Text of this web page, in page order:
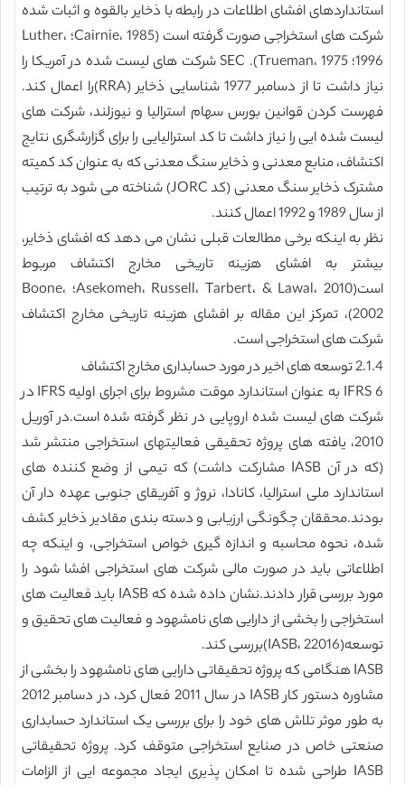
استانداردهای افشای اطلاعات در رابطه با ذخایر بالقوه و اثبات شده
شرکت های استخراجی صورت گرفته است (Cairnie، 1985؛ Luther،
1996؛ Trueman، 1975). SEC شرکت های لیست شده در آمریکا را
نیاز داشت تا از دسامبر 1977 شناسایی ذخایر (RRA)را اعمال کند.
فهرست کردن قوانین بورس سهام استرالیا و نیوزلند، شرکت های
لیست شده ایی را نیاز داشت تا کد استرالیایی را برای گزارشگری نتایج
اکتشاف، منابع معدنی و ذخایر سنگ معدنی که به عنوان کد کمیته
مشترک ذخایر سنگ معدنی (کد JORC) شناخته می شود به ترتیب
از سال 1989 و 1992 اعمال کنند.
نظر به اینکه برخی مطالعات قبلی نشان می دهد که افشای ذخایر،
بیشتر به افشای هزینه تاریخی مخارج اکتشاف مربوط
است(Asekomeh، Russell، Tarbert، & Lawal، 2010؛ Boone،
2002)، تمرکز این مقاله بر افشای هزینه تاریخی مخارج اکتشاف
شرکت های استخراجی است.
2.1.4 توسعه های اخیر در مورد حسابداری مخارج اکتشاف
IFRS 6 به عنوان استاندارد موقت مشروط برای اجرای اولیه IFRS در
شرکت های لیست شده اروپایی در نظر گرفته شده است.در آوریل
2010، یافته های پروژه تحقیقی فعالیتهای استخراجی منتشر شد
(که در آن IASB مشارکت داشت) که تیمی از وضع کننده های
استاندارد ملی استرالیا، کانادا، نروژ و آفریقای جنوبی عهده دار آن
بودند.محققان چگونگی ارزیابی و دسته بندی مقادیر ذخایر کشف
شده، نحوه محاسبه و اندازه گیری خواص استخراجی، و اینکه چه
اطلاعاتی باید در صورت مالی شرکت های استخراجی افشا شود را
مورد بررسی قرار دادند.نشان داده شده که IASB باید فعالیت های
استخراجی را بخشی از دارایی های نامشهود و فعالیت های تحقیق و
توسعه(IASB، 22016)بررسی کند.
IASB هنگامی که پروژه تحقیقاتی دارایی های نامشهود را بخشی از
مشاوره دستور کار IASB در سال 2011 فعال کرد، در دسامبر 2012
به طور موثر تلاش های خود را برای بررسی یک استاندارد حسابداری
صنعتی خاص در صنایع استخراجی متوقف کرد. پروژه تحقیقاتی
IASB طراحی شده تا امکان پذیری ایجاد مجموعه ایی از الزامات